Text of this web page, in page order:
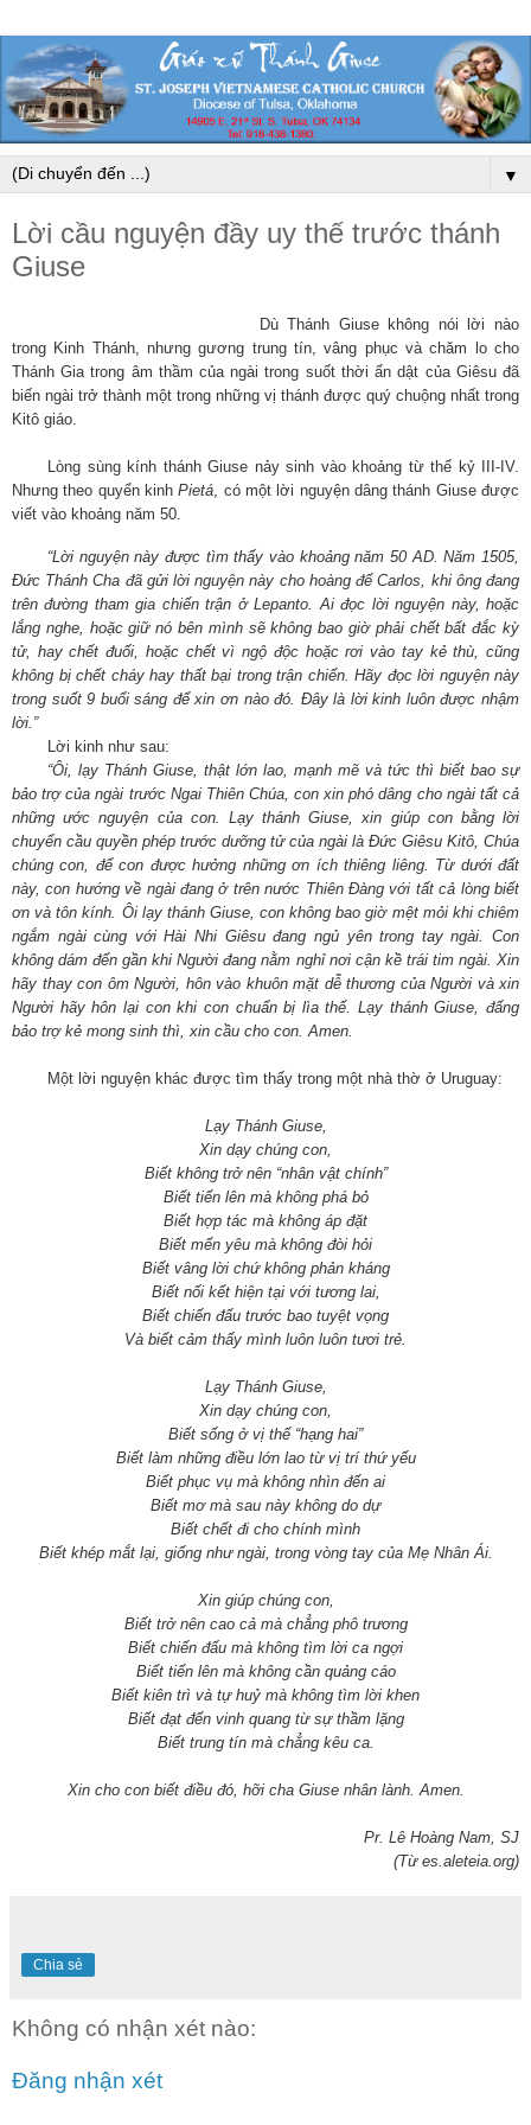
▼
Lời cầu nguyện đầy uy thế trước thánh
Giuse
Dù Thánh Giuse không nói lời nào
trong Kinh Thánh, nhưng gương trung tín, vâng phục và chăm lo cho
Thánh Gia trong âm thầm của ngài trong suốt thời ẩn dật của Giêsu đã
biến ngài trở thành một trong những vị thánh được quý chuộng nhất trong
Kitô giáo.
Lòng sùng kính thánh Giuse nảy sinh vào khoảng từ thế kỷ III-IV.
Nhưng theo quyển kinh Pietá, có một lời nguyện dâng thánh Giuse được
viết vào khoảng năm 50.
“Lời nguyện này được tìm thấy vào khoảng năm 50 AD. Năm 1505,
Đức Thánh Cha đã gửi lời nguyện này cho hoàng đế Carlos, khi ông đang
trên đường tham gia chiến trận ở Lepanto. Ai đọc lời nguyện này, hoặc
lắng nghe, hoặc giữ nó bên mình sẽ không bao giờ phải chết bất đắc kỳ
tử, hay chết đuối, hoặc chết vì ngộ độc hoặc rơi vào tay kẻ thù, cũng
không bị chết cháy hay thất bại trong trận chiến. Hãy đọc lời nguyện này
trong suốt 9 buổi sáng để xin ơn nào đó. Đây là lời kinh luôn được nhậm
lời.”
Lời kinh như sau:
“Ôi, lạy Thánh Giuse, thật lớn lao, mạnh mẽ và tức thì biết bao sự
bảo trợ của ngài trước Ngai Thiên Chúa, con xin phó dâng cho ngài tất cả
những ước nguyện của con. Lạy thánh Giuse, xin giúp con bằng lời
chuyển cầu quyền phép trước dưỡng tử của ngài là Đức Giêsu Kitô, Chúa
chúng con, để con được hưởng những ơn ích thiêng liêng. Từ dưới đất
này, con hướng về ngài đang ở trên nước Thiên Đàng với tất cả lòng biết
ơn và tôn kính. Ôi lạy thánh Giuse, con không bao giờ mệt mỏi khi chiêm
ngắm ngài cùng với Hài Nhi Giêsu đang ngủ yên trong tay ngài. Con
không dám đến gần khi Người đang nằm nghỉ nơi cận kề trái tim ngài. Xin
hãy thay con ôm Người, hôn vào khuôn mặt dễ thương của Người và xin
Người hãy hôn lại con khi con chuẩn bị lìa thế. Lạy thánh Giuse, đấng
bảo trợ kẻ mong sinh thì, xin cầu cho con. Amen.
Một lời nguyện khác được tìm thấy trong một nhà thờ ở Uruguay:
Lạy Thánh Giuse,
Xin dạy chúng con,
Biết không trở nên “nhân vật chính”
Biết tiến lên mà không phá bỏ
Biết hợp tác mà không áp đặt
Biết mến yêu mà không đòi hỏi
Biết vâng lời chứ không phản kháng
Biết nối kết hiện tại với tương lai,
Biết chiến đấu trước bao tuyệt vọng
Và biết cảm thấy mình luôn luôn tươi trẻ.
Lạy Thánh Giuse,
Xin dạy chúng con,
Biết sống ở vị thế “hạng hai”
Biết làm những điều lớn lao từ vị trí thứ yếu
Biết phục vụ mà không nhìn đến ai
Biết mơ mà sau này không do dự
Biết chết đi cho chính mình
Biết khép mắt lại, giống như ngài, trong vòng tay của Mẹ Nhân Ái.
Xin giúp chúng con,
Biết trở nên cao cả mà chẳng phô trương
Biết chiến đấu mà không tìm lời ca ngợi
Biết tiến lên mà không cần quảng cáo
Biết kiên trì và tự huỷ mà không tìm lời khen
Biết đạt đến vinh quang từ sự thầm lặng
Biết trung tín mà chẳng kêu ca.
Xin cho con biết điều đó, hỡi cha Giuse nhân lành. Amen.
Pr. Lê Hoàng Nam, SJ
(Từ es.aleteia.org)
Chia sẻ
Không có nhận xét nào:
Đăng nhận xét